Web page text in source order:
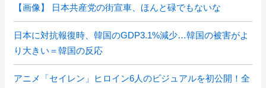
【画像】 日本共産党の街宣車、ほんと碌でもないな
日本に対抗報復時、韓国のGDP3.1%減少…韓国の被害がよ
り大きい＝韓国の反応
アニメ「セイレン」ヒロイン6人のビジュアルを初公開！全